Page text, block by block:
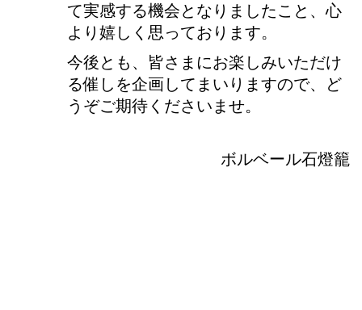
て実感する機会となりましたこと、心
より嬉しく思っております。
今後とも、皆さまにお楽しみいただけ
る催しを企画してまいりますので、ど
うぞご期待くださいませ。
ボルベール石燈籠